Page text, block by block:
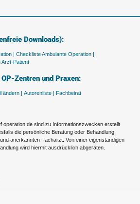
Downloads):
| Checkliste Ambulante Operation |
Patient
Zentren und Praxen:
ändern | Autorenliste | Fachbeirat
operation.de sind zu Informationszwecken erstellt
die persönliche Beratung oder Behandlung
anerkannten Facharzt. Von einer eigenständigen
wird hiermit ausdrücklich abgeraten.